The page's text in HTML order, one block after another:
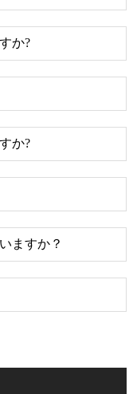
か?
か?
ますか？